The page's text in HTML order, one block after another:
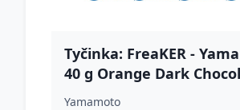
Tyčinka: FreaKER -
40 g Orange Dark
Yamamoto